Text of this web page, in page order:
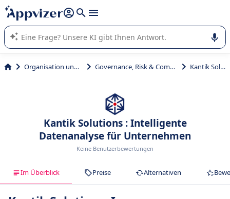
beantworten (mehrere Zeilen mit
Die KI von Appvizer führt Sie bei der Nutzung oder Auswahl
von SaaS-Software in Unternehmen.
Organisation und Planung Governance, Risk & Compliance (GRC) Kantik Solutions
Kantik Solutions : Intelligente
Datenanalyse für Unternehmen
Keine Benutzerbewertungen
Im Überblick Preise Alternativen